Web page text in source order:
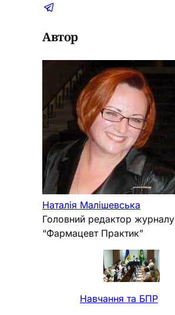
Автор
Наталія Малішевська
Головний редактор журналу
“Фармацевт Практик”
Навчання та БПР